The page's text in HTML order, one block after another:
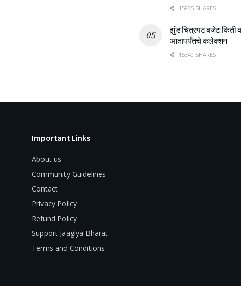
15835 SHARES
झुंड चित्रपट बजेट:किती
आतापर्यँतचे कलेक्शन
15340 SHARES
Important Links
About us
Community Guidelines
Contact
Privacy Policy
Refund Policy
Support Jaaglya Bharat
Terms and Conditions